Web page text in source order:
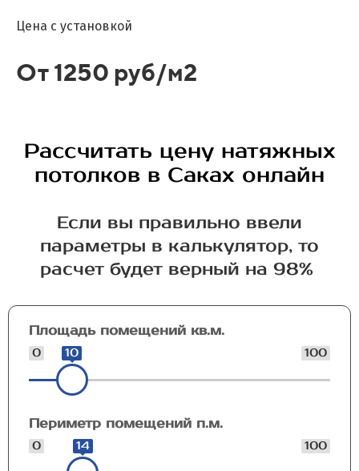
Цена с установкой
От 1250 руб/м2
Рассчитать цену натяжных
потолков в Саках онлайн
Если вы правильно ввели
параметры в калькулятор, то
расчет будет верный на 98%
Площадь помещений кв.м.
0 100
10
Периметр помещений п.м.
0 100
14